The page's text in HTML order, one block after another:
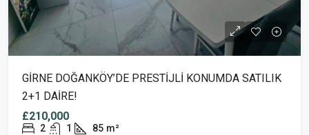
GİRNE DOĞANKÖY’DE PRESTİJLİ KONUMDA SATILIK
2+1 DAİRE!
£210,000
2 1 85 m²